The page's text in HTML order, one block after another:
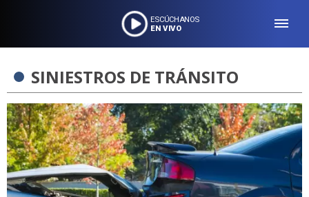
ESCÚCHANOS
EN VIVO
SINIESTROS DE TRÁNSITO